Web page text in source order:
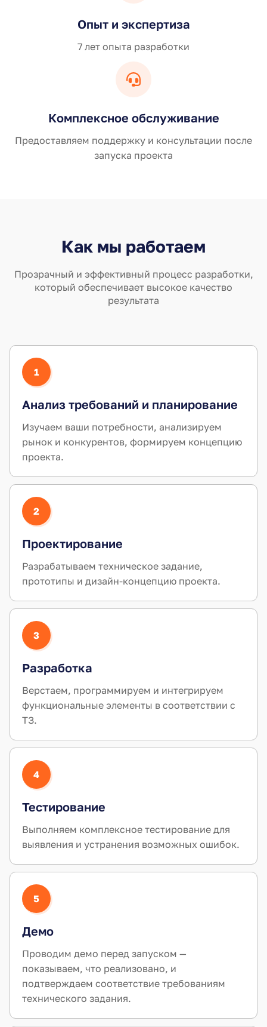
Опыт и экспертиза
7 лет опыта разработки
Комплексное обслуживание
Предоставляем поддержку и консультации после
запуска проекта
Как мы работаем
Прозрачный и эффективный процесс разработки,
который обеспечивает высокое качество
результата
1
Анализ требований и планирование
Изучаем ваши потребности, анализируем
рынок и конкурентов, формируем концепцию
проекта.
2
Проектирование
Разрабатываем техническое задание,
прототипы и дизайн-концепцию проекта.
3
Разработка
Верстаем, программируем и интегрируем
функциональные элементы в соответствии с
ТЗ.
4
Тестирование
Выполняем комплексное тестирование для
выявления и устранения возможных ошибок.
5
Демо
Проводим демо перед запуском —
показываем, что реализовано, и
подтверждаем соответствие требованиям
технического задания.